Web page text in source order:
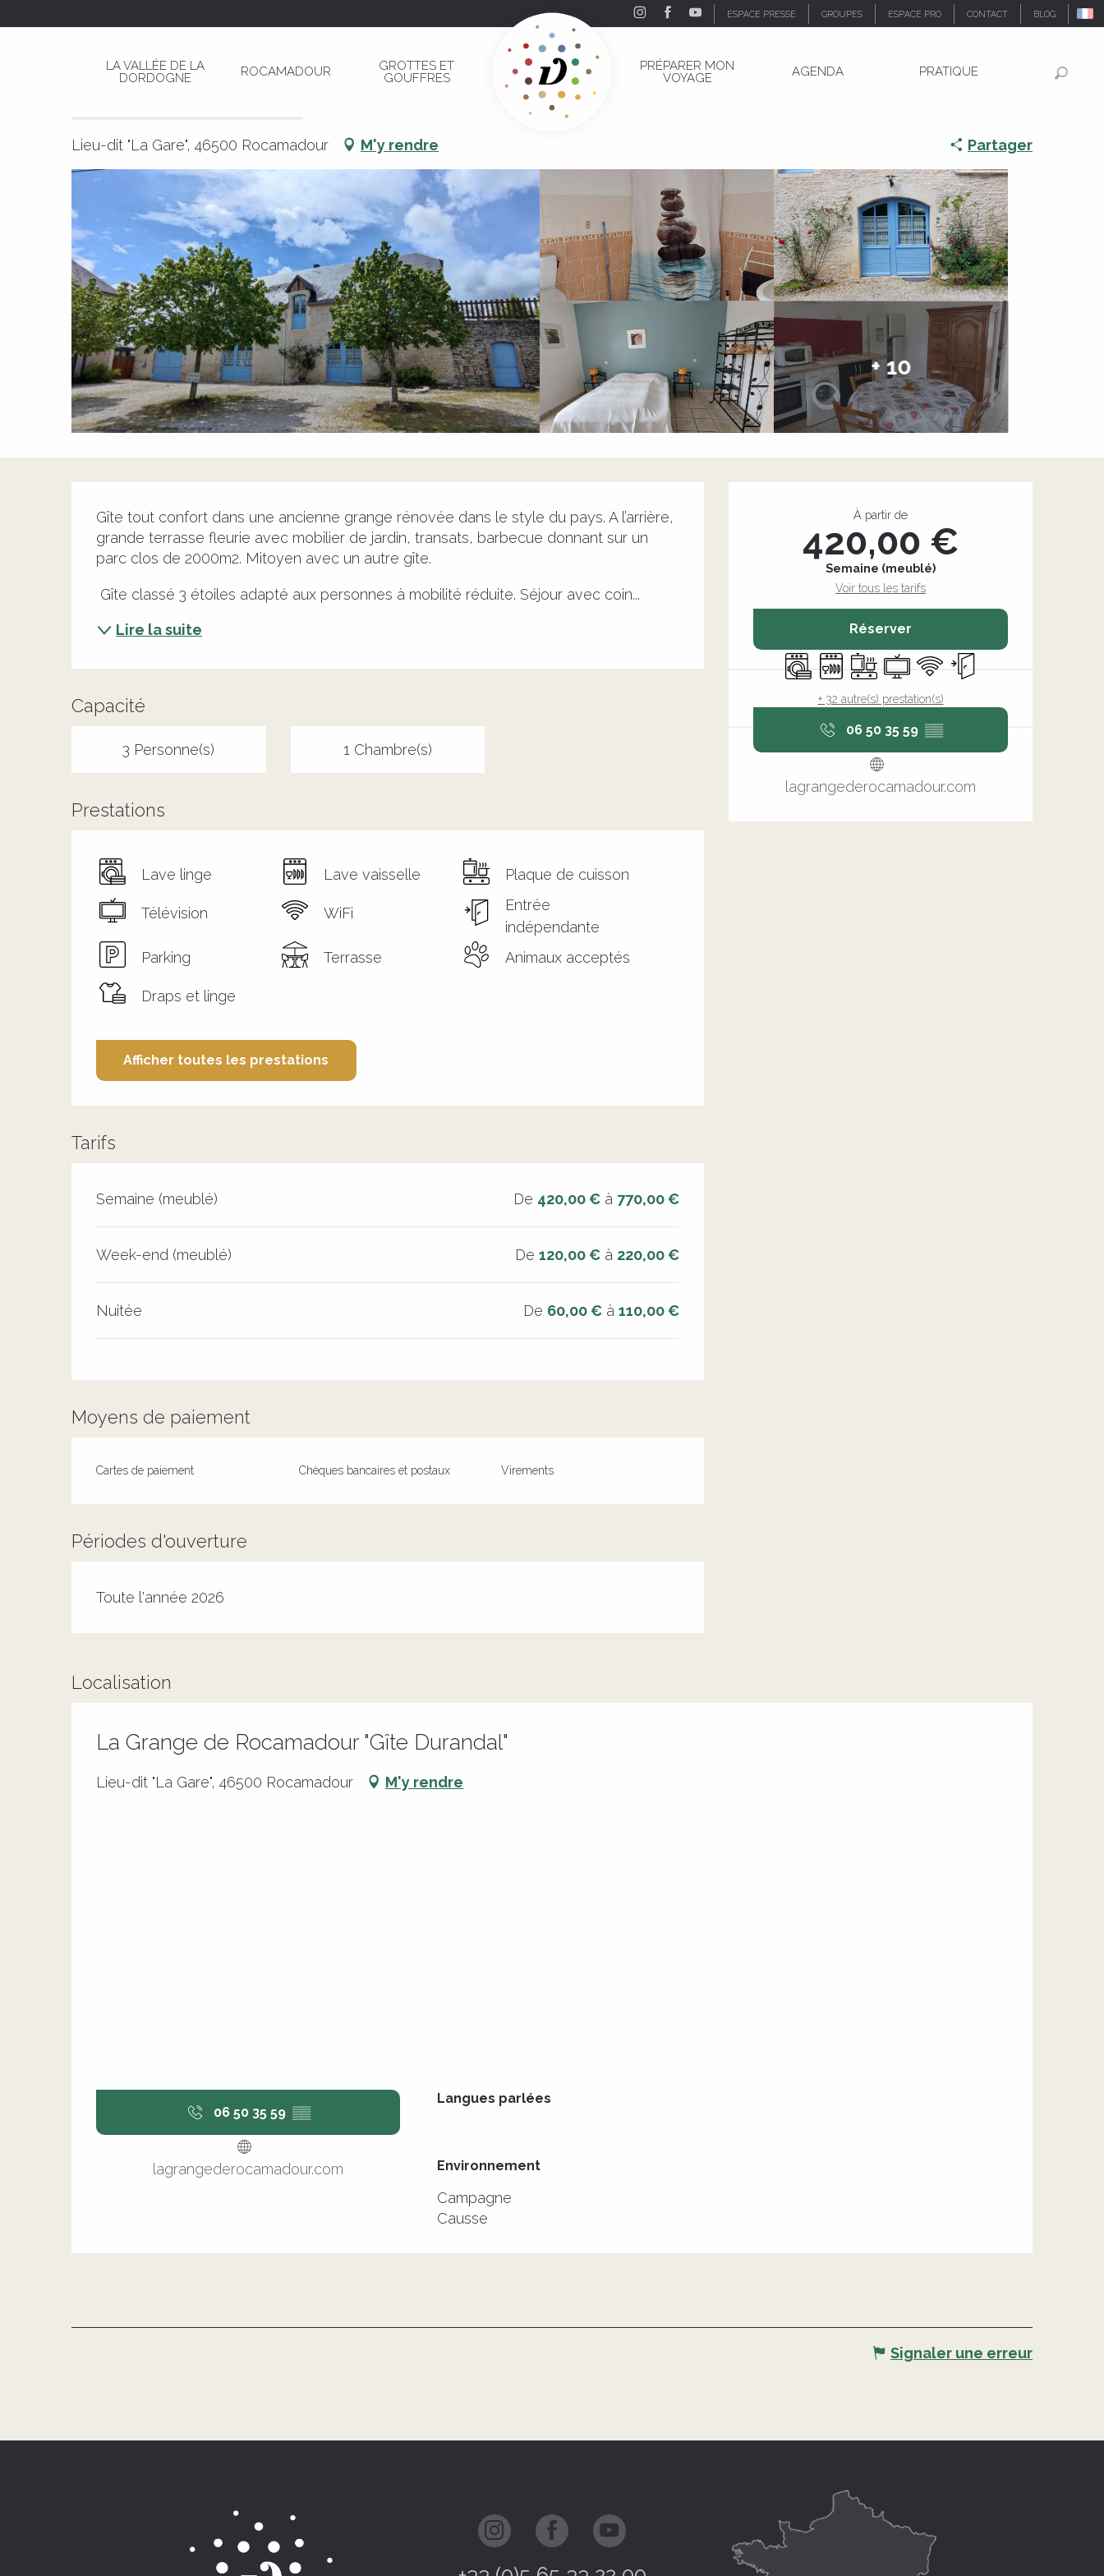
ESPACE PRESSE GROUPES ESPACE PRO CONTACT BLOG
LA VALLÉE DE LA
DORDOGNE
ROCAMADOUR
GROTTES ET
GOUFFRES
PRÉPARER MON
VOYAGE
AGENDA PRATIQUE
La Grange de Rocamadour "Gîte Durandal"
Lieu-dit "La Gare", 46500 Rocamadour M'y rendre Partager
+ 10
À partir de
420,00 €
Semaine (meublé)
Voir tous les tarifs
Réserver
Lave lingeLave vaisselle
Plaque de cuisson
Télévision
WiFi Entrée indépendante
+ 32 autre(s) prestation(s)
06 50 35 59 ▒▒
lagrangederocamadour.com
Gîte tout confort dans une ancienne grange rénovée dans le style du pays. A l’arrière,
grande terrasse fleurie avec mobilier de jardin, transats, barbecue donnant sur un
parc clos de 2000m2. Mitoyen avec un autre gîte.
Gîte classé 3 étoiles adapté aux personnes à mobilité réduite. Séjour avec coin...
Lire la suite
Capacité
3 Personne(s) 1 Chambre(s)
Prestations
Lave linge Lave vaisselle Plaque de cuisson
Télévision WiFi
Entrée
indépendante
Parking
Terrasse Animaux acceptés
Draps et linge
Afficher toutes les prestations
Tarifs
Tarifs 2026
Semaine (meublé) De 420,00 € à 770,00 €
Week-end (meublé) De120,00 € à 220,00 €
Nuitée De 60,00 € à110,00 €
Moyens de paiement
Cartes de paiement Chèques bancaires et postaux Virements
Périodes d'ouverture
Toute l'année 2026
Localisation
La Grange de Rocamadour "Gîte Durandal"
Lieu-dit "La Gare", 46500 Rocamadour M'y rendre
06 50 35 59 ▒▒
lagrangederocamadour.com
Langues parlées
Langues parlées
Environnement
Environnement
Campagne
Causse
Signaler une erreur